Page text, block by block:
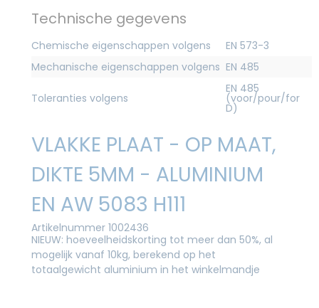
Technische gegevens
Chemische eigenschappen volgens
EN 573-3
Mechanische eigenschappen volgens EN 485
Toleranties volgens
EN 485
(voor/pour/for
D)
VLAKKE PLAAT - OP MAAT,
DIKTE 5MM - ALUMINIUM
EN AW 5083 H111
Artikelnummer 1002436
NIEUW: hoeveelheidskorting tot meer dan 50%, al
mogelijk vanaf 10kg, berekend op het
totaalgewicht aluminium in het winkelmandje